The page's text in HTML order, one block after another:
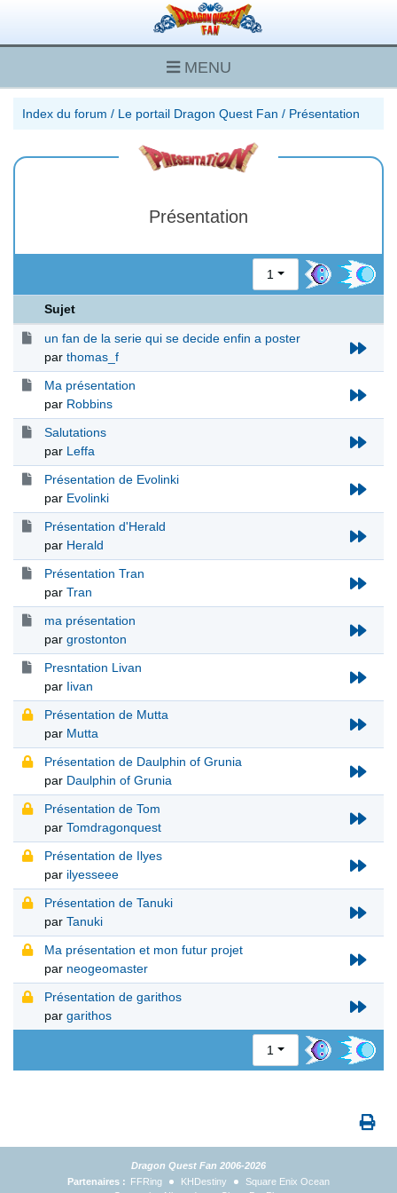
MENU
Index du forum / Le portail Dragon Quest Fan / Présentation
Présentation
1
Sujet
un fan de la serie qui se decide enfin a poster
par thomas_f
Ma présentation
par Robbins
Salutations
par Leffa
Présentation de Evolinki
par Evolinki
Présentation d'Herald
par Herald
Présentation Tran
par Tran
ma présentation
par grostonton
Presntation Livan
par Iivan
Présentation de Mutta
par Mutta
Présentation de Daulphin of Grunia
par Daulphin of Grunia
Présentation de Tom
par Tomdragonquest
Présentation de Ilyes
par ilyesseee
Présentation de Tanuki
par Tanuki
Ma présentation et mon futur projet
par neogeomaster
Présentation de garithos
par garithos
1
Dragon Quest Fan 2006-2026
Partenaires : FFRing KHDestiny
Square Enix Ocean